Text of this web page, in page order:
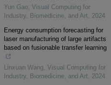
Yun Gao, Visual Computing for
Industry, Biomedicine, and Art, 2024
Energy consumption forecasting for
laser manufacturing of large artifacts
based on fusionable transfer learning
Linxuan Wang, Visual Computing for
Industry, Biomedicine, and Art, 2024